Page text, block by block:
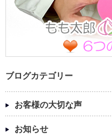
ブログカテゴリー
お客様の大切な声
お知らせ